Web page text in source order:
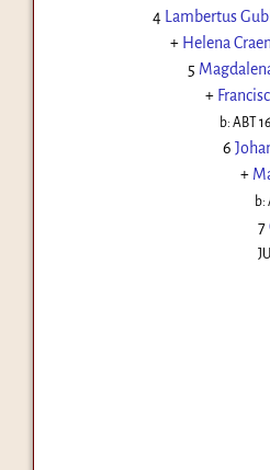
4 Lambertus
+ Helena
5
+
b:ABT
6
+
b:
7